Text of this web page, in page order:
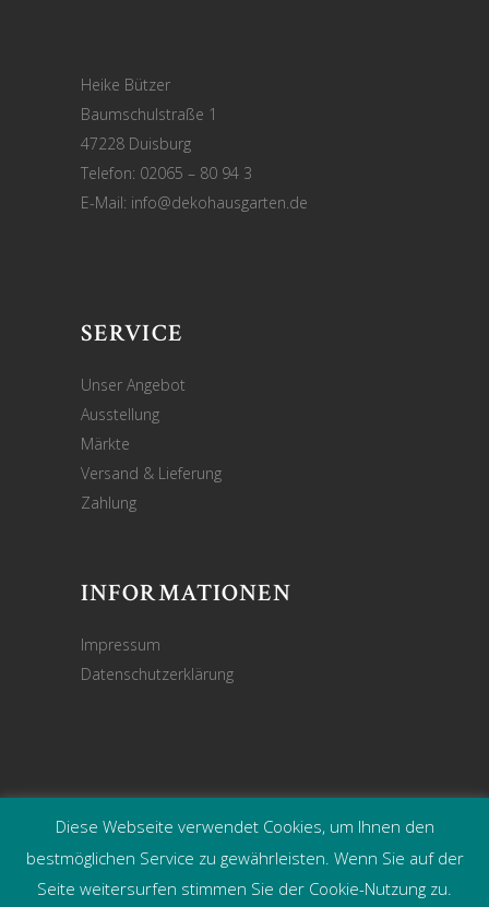
Heike Bützer
Baumschulstraße 1
47228 Duisburg
Telefon: 02065 – 80 94 3
E-Mail: info@dekohausgarten.de
SERVICE
Unser Angebot
Ausstellung
Märkte
Versand & Lieferung
Zahlung
INFORMATIONEN
Impressum
Datenschutzerklärung
DEKOHAUSGARTEN – Webdesign:
jazeilinga.de
Diese Webseite verwendet Cookies, um Ihnen den
bestmöglichen Service zu gewährleisten. Wenn Sie auf der
Seite weitersurfen stimmen Sie der Cookie-Nutzung zu.